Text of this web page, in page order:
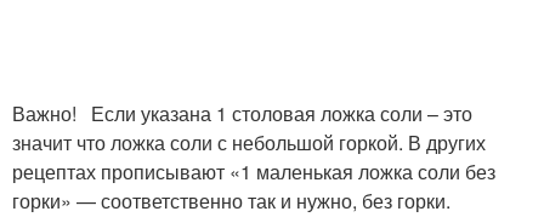
Важно! Если указана 1 столовая ложка соли – это
значит что ложка соли с небольшой горкой. В других
рецептах прописывают «1 маленькая ложка соли без
горки» — соответственно так и нужно, без горки.